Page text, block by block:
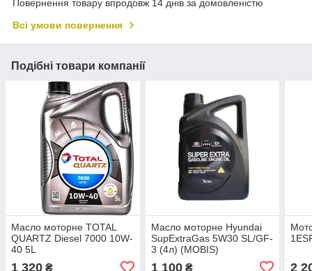
Повернення товару впродовж 14 днів за домовленістю
Всі умови повернення
Подібні товари компанії
Масло моторне TOTAL
QUARTZ Diesel 7000 10W-
40 5L
1 320 ₴
Масло моторне Hyundai
SupExtraGas 5W30 SL/GF-
3 (4л) (MOBIS)
1 100₴ 2